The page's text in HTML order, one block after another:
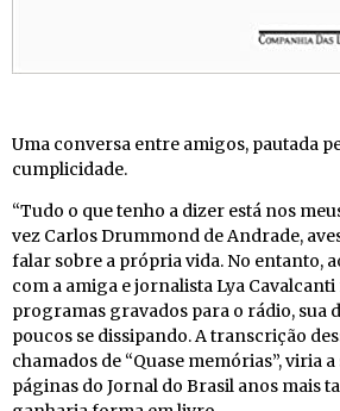
Uma conversa entre amigos, pautada
cumplicidade.
“Tudo o que tenho a dizer está nos
vez Carlos Drummond de Andrade,
falar sobre a própria vida. No entanto,
com a amiga e jornalista Lya
programas gravados para o rádio, sua
poucos se dissipando. A transcrição
chamados de “Quase memórias”, viria
páginas do Jornal do Brasil anos mais